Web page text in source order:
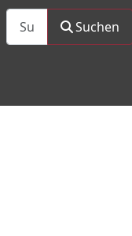
Suchen
Suchen